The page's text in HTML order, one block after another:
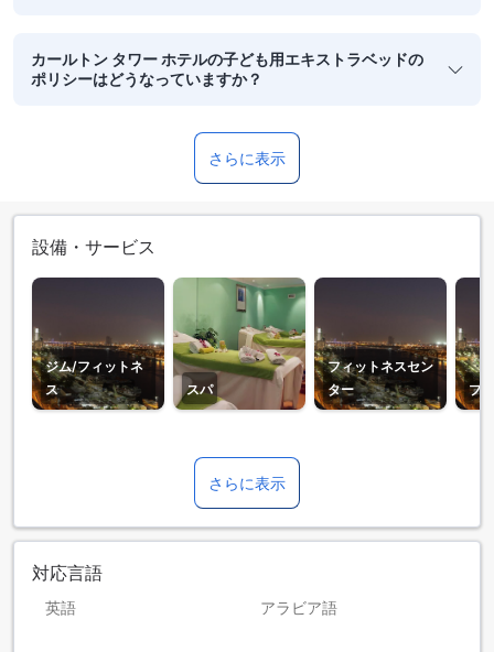
カールトン タワー ホテルの子ども用エキストラベッドの
ポリシーはどうなっていますか？
さらに表示
設備・サービス
ジム/フィットネ
ス
スパ
フィットネスセン
ター
プ
さらに表示
対応言語
英語 アラビア語